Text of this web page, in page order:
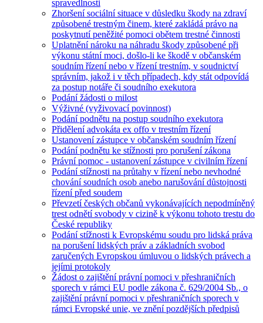
spravedlnosti
Zhoršení sociální situace v důsledku škody na zdraví
způsobené trestným činem, které zakládá právo na
poskytnutí peněžité pomoci obětem trestné činnosti
Uplatnění nároku na náhradu škody způsobené při
výkonu státní moci, došlo-li ke škodě v občanském
soudním řízení nebo v řízení trestním, v soudnictví
správním, jakož i v těch případech, kdy stát odpovídá
za postup notáře či soudního exekutora
Podání žádosti o milost
Výživné (vyživovací povinnost)
Podání podnětu na postup soudního exekutora
Přidělení advokáta ex offo v trestním řízení
Ustanovení zástupce v občanském soudním řízení
Podání podnětu ke stížnosti pro porušení zákona
Právní pomoc - ustanovení zástupce v civilním řízení
Podání stížnosti na průtahy v řízení nebo nevhodné
chování soudních osob anebo narušování důstojnosti
řízení před soudem
Převzetí českých občanů vykonávajících nepodmíněný
trest odnětí svobody v cizině k výkonu tohoto trestu do
České republiky
Podání stížnosti k Evropskému soudu pro lidská práva
na porušení lidských práv a základních svobod
zaručených Evropskou úmluvou o lidských právech a
jejími protokoly
Žádost o zajištění právní pomoci v přeshraničních
sporech v rámci EU podle zákona č. 629/2004 Sb., o
zajištění právní pomoci v přeshraničních sporech v
rámci Evropské unie, ve znění pozdějších předpisů